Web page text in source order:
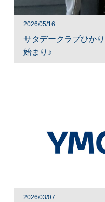
2026/05/16
サタデークラブひか
始まり♪
2026/03/07